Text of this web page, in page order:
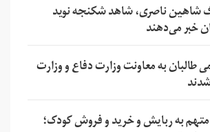
شاهین ناصری، شاهد شکنجه نوید
خبر می‌دهند
طالبان به معاونت وزارت دفاع و وزارت
به ربایش و خرید و فروش کودک؛